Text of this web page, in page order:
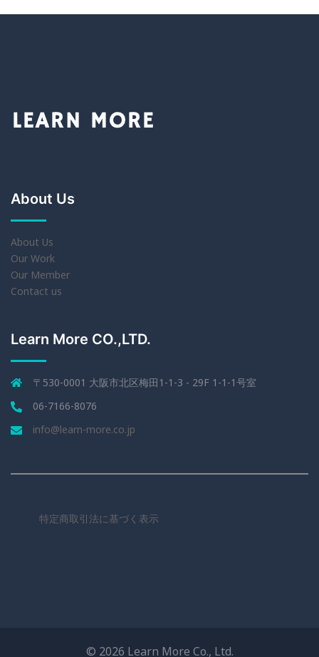
About Us
About Us
Our Work
Our Member
Contact us
Learn More CO.,LTD.
〒530-0001 大阪市北区梅田1-1-3 - 29F 1-1-1号室
06-7166-8076
info@learn-more.co.jp
特定商取引法に基づく表示
© 2026 Learn More Co., Ltd.